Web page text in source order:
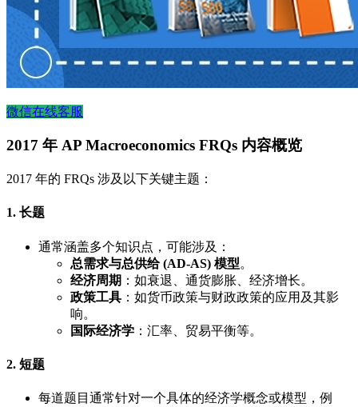
微信在线客服
2017 年 AP Macroeconomics FRQs 内容概览
2017 年的 FRQs 涉及以下关键主题：
1. 长题
通常涵盖多个知识点，可能涉及：
总需求与总供给 (AD-AS) 模型。
经济周期 ：如衰退、通货膨胀、经济增长。
政策工具 ：如货币政策与财政政策的应用及其影
响。
国际经济学 ：汇率、贸易平衡等。
2. 短题
每道题目通常针对一个具体的经济学概念或模型，例